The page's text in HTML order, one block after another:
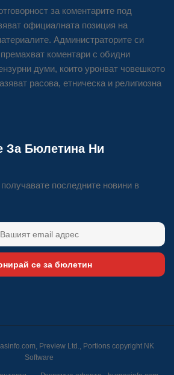
за коментарите под
официалната позиция на
Администраторите си
коментари с обидни
думи, които уронват човешкото
расова, етническа и религиозна
За Бюлетина Ни
последните новини в
се за бюлетин
Preview Ltd., Portions copyright NK
Software